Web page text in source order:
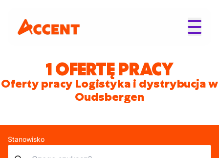
1 OFERTĘ PRACY
Oferty pracy Logistyka i dystrybucja w
Oudsbergen
Stanowisko